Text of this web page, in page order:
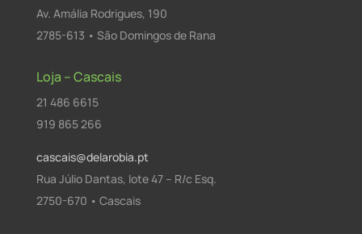
Av. Amália Rodrigues, 190
2785-613 • São Domingos de Rana
Loja – Cascais
21 486 6615
919 865 266
cascais@delarobia.pt
Rua Júlio Dantas, lote 47 – R/c Esq.
2750-670 • Cascais